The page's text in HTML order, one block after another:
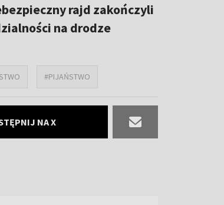
rajd zakończyli
na drodze
#PIJAŃSTWO
NA X